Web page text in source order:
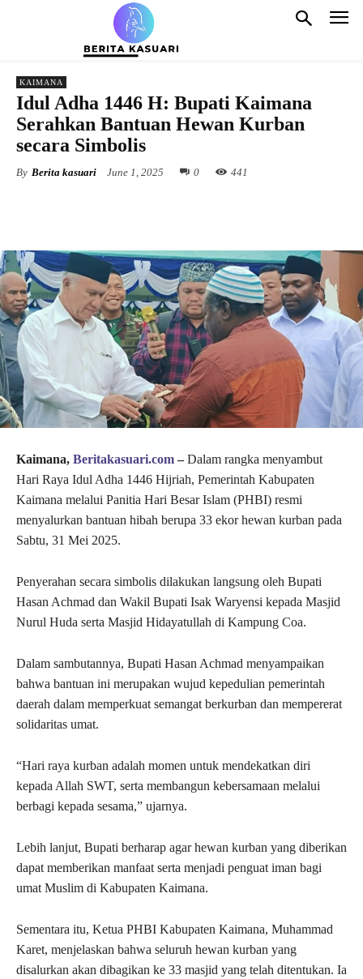
KAIMANA
Idul Adha 1446 H: Bupati Kaimana
Serahkan Bantuan Hewan Kurban
secara Simbolis
By Berita kasuari June 1, 2025 0 441
Kaimana, Beritakasuari.com–Dalam rangka menyambut
Hari Raya Idul Adha 1446 Hijriah, Pemerintah Kabupaten
Kaimana melalui Panitia Hari Besar Islam (PHBI) resmi
menyalurkan bantuan hibah berupa 33 ekor hewan kurban pada
Sabtu, 31 Mei 2025.
Penyerahan secara simbolis dilakukan langsung oleh Bupati
Hasan Achmad dan Wakil Bupati Isak Waryensi kepada Masjid
Nurul Huda serta Masjid Hidayatullah di Kampung Coa.
Dalam sambutannya, Bupati Hasan Achmad menyampaikan
bahwa bantuan ini merupakan wujud kepedulian pemerintah
daerah dalam memperkuat semangat berkurban dan mempererat
solidaritas umat.
“Hari raya kurban adalah momen untuk mendekatkan diri
kepada Allah SWT, serta membangun kebersamaan melalui
berbagi kepada sesama,” ujarnya.
Lebih lanjut, Bupati berharap agar hewan kurban yang diberikan
dapat memberikan manfaat serta menjadi penguat iman bagi
umat Muslim di Kabupaten Kaimana.
Sementara itu, Ketua PHBI Kabupaten Kaimana, Muhammad
Karet, menjelaskan bahwa seluruh hewan kurban yang
disalurkan akan dibagikan ke 33 masjid yang telah ditentukan. Ia